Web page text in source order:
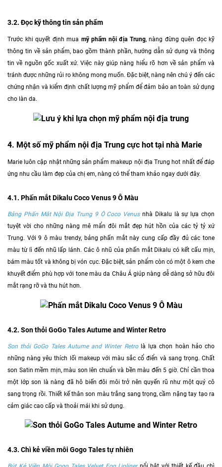
3.2. Đọc kỹ thông tin sản phẩm
Trước khi quyết định mua mỹ phẩm nội địa Trung, nàng đừng quên đọc kỹ
thông tin về sản phẩm, bao gồm thành phần, hướng dẫn sử dụng và thông
tin về nguồn gốc xuất xứ. Việc này giúp nàng hiểu rõ hơn về sản phẩm và
tránh được những rủi ro không mong muốn. Đặc biệt, nàng nên chú ý đến các
chứng nhận và kiểm định chất lượng mỹ phẩm để đảm bảo an toàn sử dụng
cho làn da.
4. Một số mỹ phẩm nội địa Trung cực hot tại nhà Marie
Marie luôn cập nhật những sản phẩm makeup nội địa Trung hot nhất để đáp
ứng nhu cầu làm đẹp của chị em, nàng có thể tham khảo ngay dưới đây.
4.1. Phấn mắt Dikalu Coco Venus 9 Ô Màu
Bảng Phấn Mắt Nội Địa Trung 9 Ô Coco Venusnhà Dikalu là sự lựa chọn
tuyệt vời cho những nàng mê mẩn đôi mắt đẹp hút hồn của các tỷ tỷ xứ
Trung. Với 9 ô màu trendy, bảng phấn mắt này cung cấp đầy đủ các tone
màu từ lì đến nhũ lấp lánh. Các ô nhũ của phấn mắt Dikalu có kết cấu mịn,
bám màu tốt và không bị vón cục. Đặc biệt, sản phẩm còn có một ô kem che
khuyết điểm phù hợp với tone màu da Châu Á giúp nàng dễ dàng sở hữu đôi
mắt rạng rỡ và thu hút hơn.
4.2. Son thỏi GoGo Tales Autume and Winter Retro
Son thỏi GoGo Tales Autume and Winter Retrolà lựa chọn hoàn hảo cho
những nàng yêu thích lối makeup với màu sắc cổ điển và sang trọng. Chất
son Satin mềm mịn, màu son lên chuẩn và bền màu đến 5 giờ. Chỉ cần thoa
một lớp son là nàng đã hô biến đôi môi trở nên quyến rũ như một quý cô
sang trọng rồi. Thiết kế thân son màu trắng sang trọng, cầm nặng tay tạo ra
cảm giác cao cấp và thoải mái khi sử dụng.
4.3. Chì kẻ viền môi Gogo Tales tự nhiên